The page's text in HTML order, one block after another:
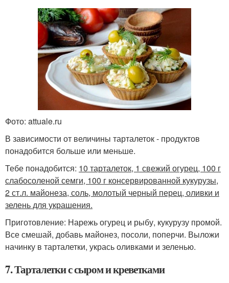
Фото: attuale.ru
В зависимости от величины тарталеток - продуктов
понадобится больше или меньше.
Тебе понадобится: 10 тарталеток, 1 свежий огурец, 100 г
слабосоленой семги, 100 г консервированной кукурузы,
2 ст.л. майонеза, соль, молотый черный перец, оливки и
зелень для украшения.
Приготовление: Нарежь огурец и рыбу, кукурузу промой.
Все смешай, добавь майонез, посоли, поперчи. Выложи
начинку в тарталетки, укрась оливками и зеленью.
7. Тарталетки с сыром и креветками